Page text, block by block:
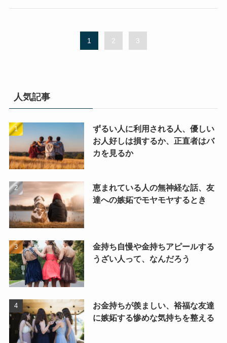
1 2 3
人気記事
ずるい人に利用される人、優しい
お人好しは損するか、正直者はバ
カを見るか
恵まれている人の無神経な話、友
達への嫉妬でモヤモヤするとき
金持ち自慢や金持ちアピールする
うざい人って、なんだろう
お金持ちが羨ましい、裕福な友達
に嫉妬する惨めな気持ちを整える